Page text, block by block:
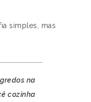
simples, mas
na
cozinha